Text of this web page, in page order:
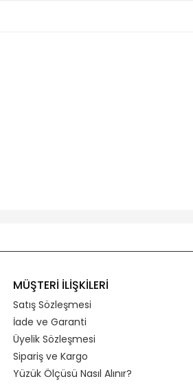
MÜŞTERİ İLİŞKİLERİ
Satış Sözleşmesi
İade ve Garanti
Üyelik Sözleşmesi
Sipariş ve Kargo
Yüzük Ölçüsü Nasıl Alınır?